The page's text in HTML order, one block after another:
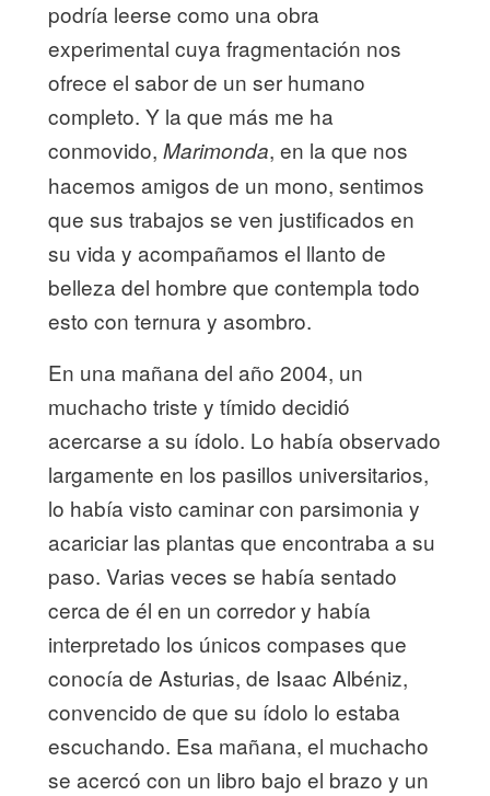
podría leerse como una obra
experimental cuya fragmentación nos
ofrece el sabor de un ser humano
completo. Y la que más me ha
conmovido, Marimonda, en la que nos
hacemos amigos de un mono, sentimos
que sus trabajos se ven justificados en
su vida y acompañamos el llanto de
belleza del hombre que contempla todo
esto con ternura y asombro.
En una mañana del año 2004, un
muchacho triste y tímido decidió
acercarse a su ídolo. Lo había observado
largamente en los pasillos universitarios,
lo había visto caminar con parsimonia y
acariciar las plantas que encontraba a su
paso. Varias veces se había sentado
cerca de él en un corredor y había
interpretado los únicos compases que
conocía de Asturias, de Isaac Albéniz,
convencido de que su ídolo lo estaba
escuchando. Esa mañana, el muchacho
se acercó con un libro bajo el brazo y un